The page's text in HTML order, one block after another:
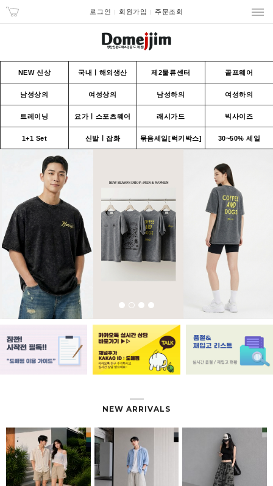
로그인 회원가입 주문조회
NEW 신상 국내ㅣ해외생산 제2물류센터 골프웨어
남성상의 여성상의 남성하의 여성하의
트레이닝 요가ㅣ스포츠웨어 래시가드 빅사이즈
1+1 Set 신발ㅣ잡화 묶음세일[럭키박스] 30~50% 세일
NEW ARRIVALS